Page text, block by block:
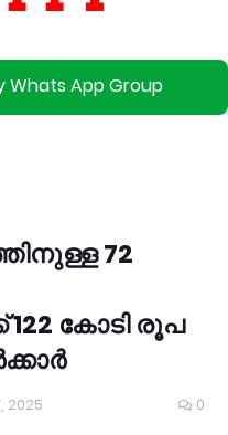
Whats App Group
72
കോടി രൂപ
2025 0